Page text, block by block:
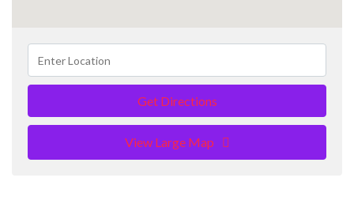
Get Directions
View Large Map